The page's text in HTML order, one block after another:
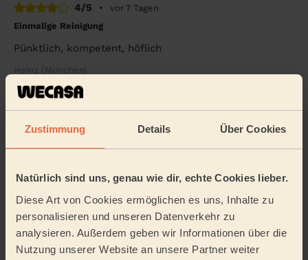
Zustimmung Details Über Cookies
Natürlich sind uns, genau wie dir, echte Cookies lieber.
Diese Art von Cookies ermöglichen es uns, Inhalte zu
personalisieren und unseren Datenverkehr zu
analysieren. Außerdem geben wir Informationen über die
Nutzung unserer Website an unsere Partner weiter
4/5 •
vor 7 Tagen
Einmalige Reinigung
Pünktlich, kompetent, höflich
Heinz (München)
5/5 •
vor 7 Tagen
Einmalige Reinigung, Reinigungsmittel
Habe Wecasa zum ersten Mal genutzt. Und bin sehr
weiterempfehlen.
Andrea (München)
5/5 •
vor 1 Woche
Einmalige Reinigung